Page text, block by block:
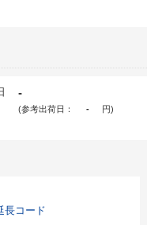
-
(参考出荷日： - 円)
長コード